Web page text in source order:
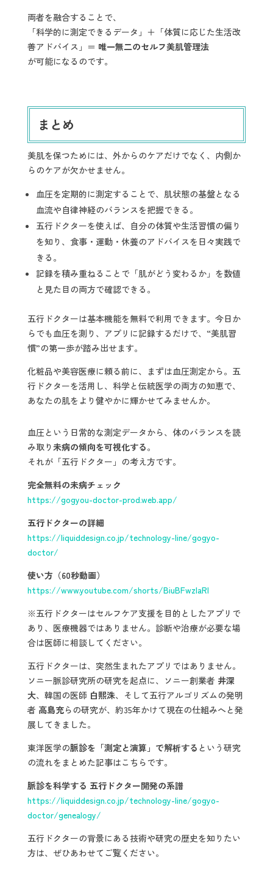
両者を融合することで、
「科学的に測定できるデータ」＋「体質に応じた生活改
善アドバイス」＝ 唯一無二のセルフ美肌管理法
が可能になるのです。
まとめ
美肌を保つためには、外からのケアだけでなく、内側か
らのケアが欠かせません。
血圧を定期的に測定することで、肌状態の基盤となる
血流や自律神経のバランスを把握できる。
五行ドクターを使えば、自分の体質や生活習慣の偏り
を知り、食事・運動・休養のアドバイスを日々実践で
きる。
記録を積み重ねることで「肌がどう変わるか」を数値
と見た目の両方で確認できる。
五行ドクターは基本機能を無料で利用できます。今日か
らでも血圧を測り、アプリに記録するだけで、“美肌習
慣”の第一歩が踏み出せます。
化粧品や美容医療に頼る前に、まずは血圧測定から。五
行ドクターを活用し、科学と伝統医学の両方の知恵で、
あなたの肌をより健やかに輝かせてみませんか。
血圧という日常的な測定データから、体のバランスを読
み取り 未病の傾向を可視化する。
それが「五行ドクター」の考え方です。
完全無料の未病チェック
https://gogyou-doctor-prod.web.app/
五行ドクターの詳細
https://liquiddesign.co.jp/technology-line/gogyo-
doctor/
使い方（60秒動画）
https://www.youtube.com/shorts/BiuBFwzIaRI
※五行ドクターはセルフケア支援を目的としたアプリで
あり、医療機器ではありません。診断や治療が必要な場
合は医師に相談してください。
五行ドクターは、突然生まれたアプリではありません。
ソニー脈診研究所の研究を起点に、ソニー創業者 井深
大、韓国の医師 白熙洙、そして五行アルゴリズムの発明
者 高島充らの研究が、約35年かけて現在の仕組みへと発
展してきました。
東洋医学の脈診を「測定と演算」で解析する という研究
の流れをまとめた記事はこちらです。
脈診を科学する 五行ドクター開発の系譜
https://liquiddesign.co.jp/technology-line/gogyo-
doctor/genealogy/
五行ドクターの背景にある技術や研究の歴史を知りたい
方は、ぜひあわせてご覧ください。